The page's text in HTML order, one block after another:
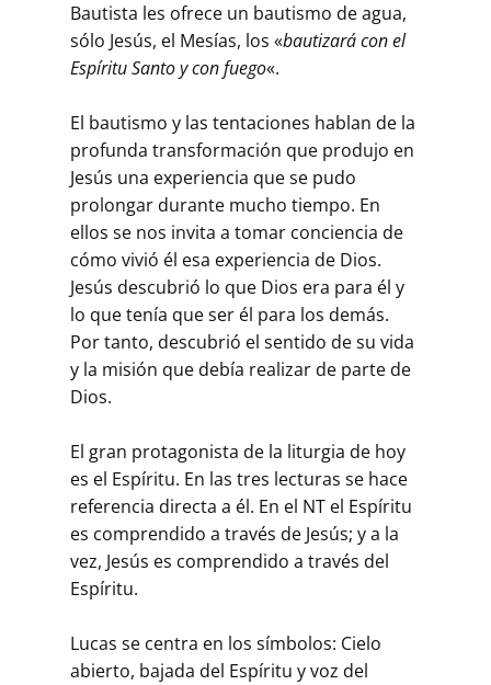
Bautista les ofrece un bautismo de agua,
sólo Jesús, el Mesías, los «bautizará con el
Espíritu Santo y con fuego«.
El bautismo y las tentaciones hablan de la
profunda transformación que produjo en
Jesús una experiencia que se pudo
prolongar durante mucho tiempo. En
ellos se nos invita a tomar conciencia de
cómo vivió él esa experiencia de Dios.
Jesús descubrió lo que Dios era para él y
lo que tenía que ser él para los demás.
Por tanto, descubrió el sentido de su vida
y la misión que debía realizar de parte de
Dios.
El gran protagonista de la liturgia de hoy
es el Espíritu. En las tres lecturas se hace
referencia directa a él. En el NT el Espíritu
es comprendido a través de Jesús; y a la
vez, Jesús es comprendido a través del
Espíritu.
Lucas se centra en los símbolos: Cielo
abierto, bajada del Espíritu y voz del